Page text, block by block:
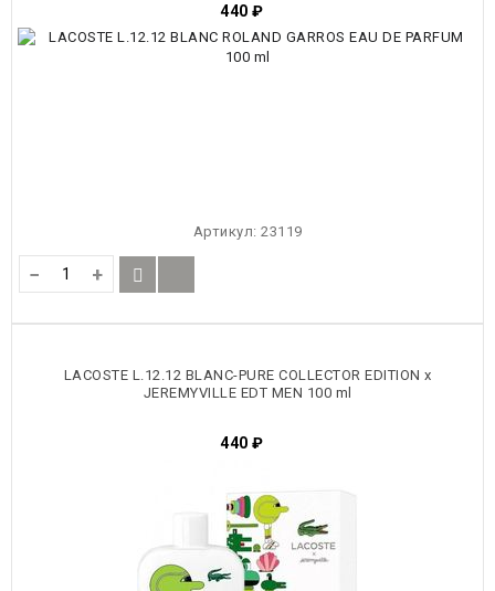
440 ₽
Артикул: 23119
− +
LACOSTE L.12.12 BLANC-PURE COLLECTOR EDITION x
JEREMYVILLE EDT MEN 100 ml
440 ₽